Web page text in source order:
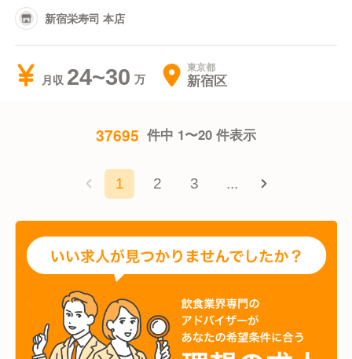
新宿栄寿司 本店
月収 24~30 東京都
新宿区
37695 件中 1〜20 件表示
1 2 3 ...